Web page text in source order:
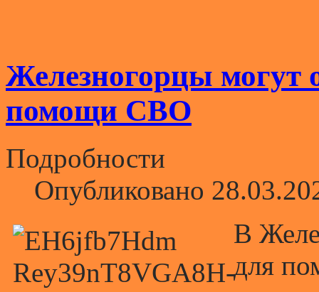
Железногорцы могут
помощи СВО
Подробности
Опубликовано
В
для